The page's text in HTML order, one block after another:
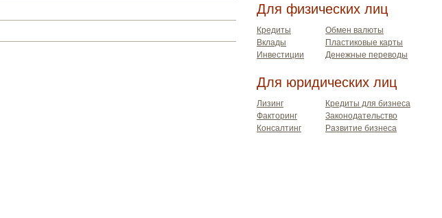
Для физических лиц
Кредиты
Вклады
Инвестиции
Обмен валюты
Пластиковые карты
Денежные переводы
Для юридических лиц
Лизинг
Факторинг
Консалтинг
Кредиты для бизнеса
Законодательство
Развитие бизнеса